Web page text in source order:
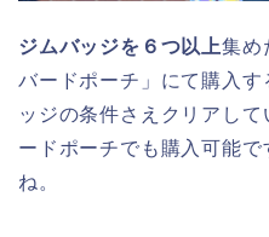
ジムバッジを６つ以上集め
バードポーチ」にて購入
ッジの条件さえクリアし
ードポーチでも購入可能
ね。